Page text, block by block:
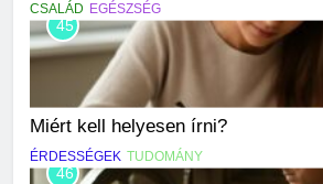
CSALÁD EGÉSZSÉG
45
Miért kell helyesen írni?
ÉRDESSÉGEK TUDOMÁNY
46